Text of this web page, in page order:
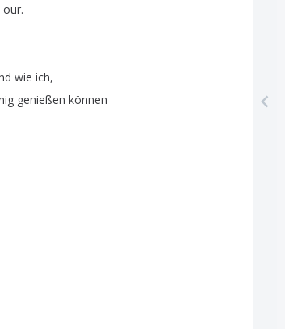
.
wie ich,
genießen können